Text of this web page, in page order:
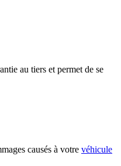
au tiers et permet de se
causés à votre véhicule